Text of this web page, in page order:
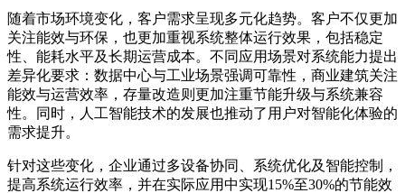
随着市场环境变化，客户需求呈现多元化趋势。客户不仅更加
关注能效与环保，也更加重视系统整体运行效果，包括稳定
性、能耗水平及长期运营成本。不同应用场景对系统能力提出
差异化要求：数据中心与工业场景强调可靠性，商业建筑关注
能效与运营效率，存量改造则更加注重节能升级与系统兼容
性。同时，人工智能技术的发展也推动了用户对智能化体验的
需求提升。
针对这些变化，企业通过多设备协同、系统优化及智能控制，
提高系统运行效率，并在实际应用中实现15%至30%的节能效